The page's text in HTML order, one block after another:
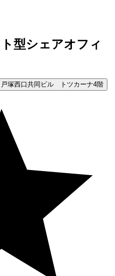
型シェアオフィ
塚西口共同ビル トツカーナ4階